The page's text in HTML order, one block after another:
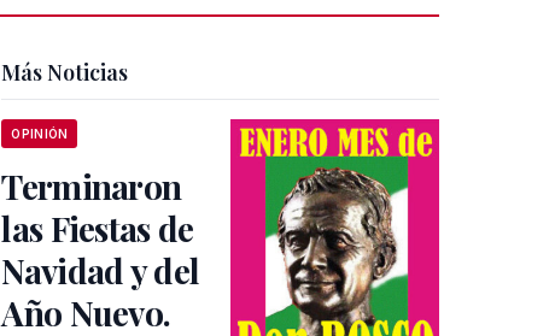
Más Noticias
OPINIÓN
Terminaron
las Fiestas de
Navidad y del
Año Nuevo.